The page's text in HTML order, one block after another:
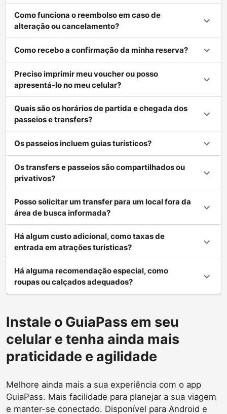
Como funciona o reembolso em caso de
alteração ou cancelamento?
Como recebo a confirmação da minha reserva?
Preciso imprimir meu voucher ou posso
apresentá-lo no meu celular?
Quais são os horários de partida e chegada dos
passeios e transfers?
Os passeios incluem guias turísticos?
Os transfers e passeios são compartilhados ou
privativos?
Posso solicitar um transfer para um local fora da
área de busca informada?
Há algum custo adicional, como taxas de
entrada em atrações turísticas?
Há alguma recomendação especial, como
roupas ou calçados adequados?
Instale o GuiaPass em seu
celular e tenha ainda mais
praticidade e agilidade
Melhore ainda mais a sua experiência com o app
GuiaPass. Mais facilidade para planejar a sua viagem
e manter-se conectado. Disponível para Android e